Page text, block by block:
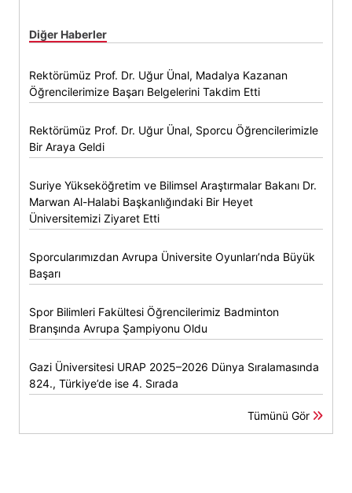
Diğer Haberler
Rektörümüz Prof. Dr. Uğur Ünal, Madalya Kazanan
Öğrencilerimize Başarı Belgelerini Takdim Etti
Rektörümüz Prof. Dr. Uğur Ünal, Sporcu Öğrencilerimizle
Bir Araya Geldi
Suriye Yükseköğretim ve Bilimsel Araştırmalar Bakanı Dr.
Marwan Al-Halabi Başkanlığındaki Bir Heyet
Üniversitemizi Ziyaret Etti
Sporcularımızdan Avrupa Üniversite Oyunları’nda Büyük
Başarı
Spor Bilimleri Fakültesi Öğrencilerimiz Badminton
Branşında Avrupa Şampiyonu Oldu
Gazi Üniversitesi URAP 2025–2026 Dünya Sıralamasında
824., Türkiye’de ise 4. Sırada
Tümünü Gör